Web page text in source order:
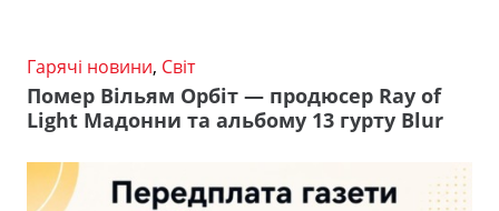
Гарячі новини, Світ
Помер Вільям Орбіт — продюсер Ray of
Light Мадонни та альбому 13 гурту Blur